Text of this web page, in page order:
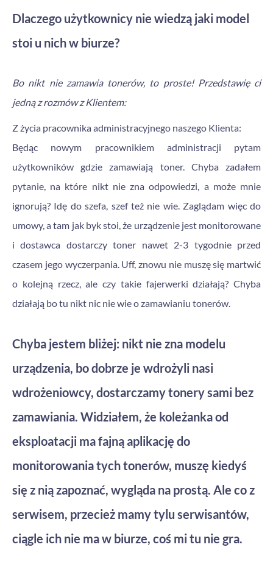
Dlaczego użytkownicy nie wiedzą jaki model
stoi u nich w biurze?
Bo nikt nie zamawia tonerów, to proste! Przedstawię ci
jedną z rozmów z Klientem:
Z życia pracownika administracyjnego naszego Klienta:
Będąc nowym pracownikiem administracji pytam
użytkowników gdzie zamawiają toner. Chyba zadałem
pytanie, na które nikt nie zna odpowiedzi, a może mnie
ignorują? Idę do szefa, szef też nie wie. Zaglądam więc do
umowy, a tam jak byk stoi, że urządzenie jest monitorowane
i dostawca dostarczy toner nawet 2-3 tygodnie przed
czasem jego wyczerpania. Uff, znowu nie muszę się martwić
o kolejną rzecz, ale czy takie fajerwerki działają? Chyba
działają bo tu nikt nic nie wie o zamawianiu tonerów.
Chyba jestem bliżej: nikt nie zna modelu
urządzenia, bo dobrze je wdrożyli nasi
wdrożeniowcy, dostarczamy tonery sami bez
zamawiania. Widziałem, że koleżanka od
eksploatacji ma fajną aplikację do
monitorowania tych tonerów, muszę kiedyś
się z nią zapoznać, wygląda na prostą. Ale co z
serwisem, przecież mamy tylu serwisantów,
ciągle ich nie ma w biurze, coś mi tu nie gra.